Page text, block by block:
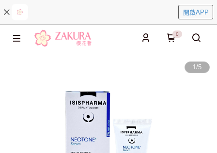
開啟APP
0
1/5